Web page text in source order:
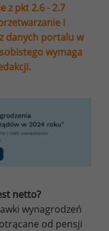
z pkt 2.6 - 2.7
i
danych portalu w
wymaga
netto?
wynagrodzeń
od pensji